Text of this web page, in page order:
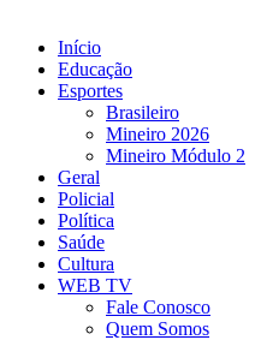
Início
Educação
Esportes
Brasileiro
Mineiro 2026
Mineiro Módulo 2
Geral
Policial
Política
Saúde
Cultura
WEB TV
Fale Conosco
Quem Somos